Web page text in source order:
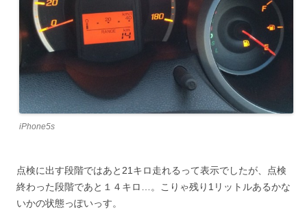
iPhone5s
点検に出す段階ではあと21キロ走れるって表示でしたが、点検
終わった段階であと１４キロ…。こりゃ残り1リットルあるかな
いかの状態っぽいっす。